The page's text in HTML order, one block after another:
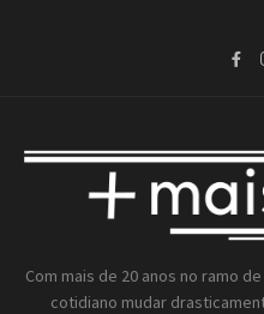
Com mais de 20 anos no ramo
cotidiano mudar